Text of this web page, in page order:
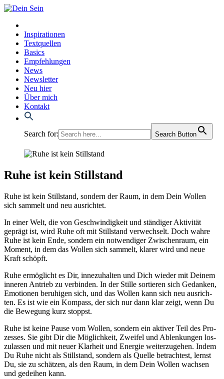
Inspirationen
Textquellen
Basics
Empfehlungen
News
Newsletter
Neu hier
Über mich
Kontakt
Search for: Search Button
Ruhe ist kein Stillstand
Ruhe ist kein Still­stand, son­dern der Raum, in dem Dein Wol­len
sich sam­melt und neu aus­rich­tet.
In einer Welt, die von Geschwin­dig­keit und stän­di­ger Akti­vi­tät
geprägt ist, wird Ruhe oft mit Still­stand ver­wech­selt. Doch wah­re
Ruhe ist kein Ende, son­dern ein not­wen­di­ger Zwi­schen­raum, ein
Moment, in dem das Wol­len sich sam­melt, kla­rer wird und neue
Kraft schöpft.
Ruhe ermög­licht es Dir, inne­zu­hal­ten und Dich wie­der mit Dei­nem
inne­ren Antrieb zu ver­bin­den. In der Stil­le sor­tie­ren sich Gedan­ken,
Emo­tio­nen beru­hi­gen sich, und das Wol­len kann sich neu aus­rich­
ten. Es ist wie ein Kom­pass, der sich nur dann klar zeigt, wenn Du
die Bewe­gung kurz stoppst.
Ruhe ist kei­ne Pau­se vom Wol­len, son­dern ein akti­ver Teil des Pro­
zes­ses. Sie gibt Dir die Mög­lich­keit, Zwei­fel und Ablen­kun­gen los­
zu­las­sen und mit neu­er Klar­heit und Ener­gie wei­ter­zu­ge­hen. Indem
Du Ruhe nicht als Still­stand, son­dern als Quel­le betrach­test, lernst
Du, sie zu schät­zen, als den Raum, in dem Dein Wol­len wach­sen
und gedei­hen kann.